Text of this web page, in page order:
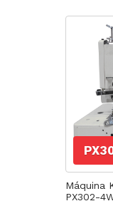
Máquina
PX302-